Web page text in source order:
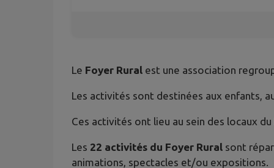
Le Foyer Rural est une association
Les activités sont destinées aux enfants,
Ces activités ont lieu au sein des locaux
Les 22 activités du Foyer Rural sont
animations, spectacles et/ou expositions.